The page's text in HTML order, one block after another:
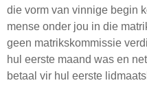
die vorm van vinnige begin
mense onder jou in die
geen matrikskommissie
hul eerste maand was en
betaal vir hul eerste